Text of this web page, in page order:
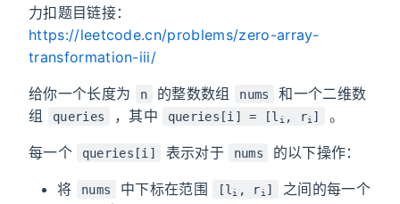
力扣题目链接：
https://leetcode.cn/problems/zero-array-
transformation-iii/
给你一个长度为 n 的整数数组 nums
和一个二维数
组
queries ，其中 queries[i] = [l i , ri ] 。
每一个 queries[i] 表示对于 nums 的以下操作：
将 nums 中下标在范围 [l i , ri ]
之间的每一个